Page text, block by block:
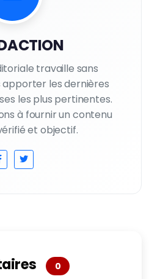
travaille sans
les dernières
les plus pertinentes.
à fournir un contenu
et objectif.
0